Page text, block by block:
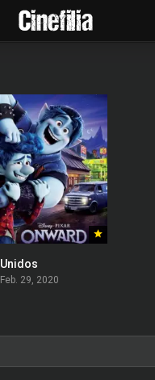
Unidos
Feb. 29, 2020